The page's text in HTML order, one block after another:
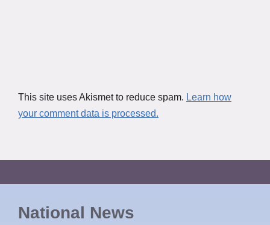
This site uses Akismet to reduce spam. Learn how
your comment data is processed.
National News